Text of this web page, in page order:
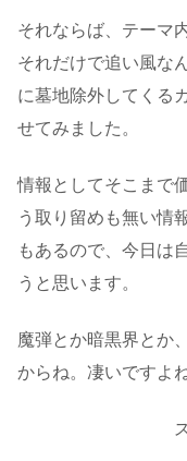
それならば、テーマ
それだけで追い風な
に墓地除外してくる
せてみました。
情報としてそこまで
う取り留めも無い情
もあるので、今日は
うと思います。
魔弾とか暗黒界とか
からね。凄いですよ